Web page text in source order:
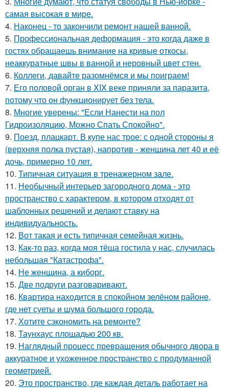
самая высокая в мире.
4. Наконец - то закончили ремонт нашей ванной.
5. Профессиональная деформация - это когда даже в
гостях обращаешь внимание на кривые откосы,
неаккуратные швы в ванной и неровный цвет стен.
6. Коллеги, давайте разомнёмся и мы поиграем!
7. Его половой орган в XIX веке приняли за паразита,
потому что он функционирует без тела.
8. Многие уверены: "Если Нанести на пол
Гидроизоляцию, Можно Спать Спокойно".
9. Поезд, плацкарт. В купе нас трое: с одной стороны я
(верхняя полка пустая), напротив - женщина лет 40 и её
дочь, примерно 10 лет.
10. Типичная ситуация в тренажерном зале.
11. Необычный интерьер загородного дома - это
пространство с характером, в котором отходят от
шаблонных решений и делают ставку на
индивидуальность.
12. Вот такая и есть типичная семейная жизнь.
13. Как-то раз, когда моя тёща гостила у нас, случилась
небольшая "Катастрофа".
14. Не женщина, а киборг.
15. Две подруги разговаривают.
16. Квартира находится в спокойном зелёном районе,
где нет суеты и шума большого города.
17. Хотите сэкономить на ремонте?
18. Таунхаус площадью 200 кв.
19. Наглядный процесс превращения обычного двора в
аккуратное и ухоженное пространство с продуманной
геометрией.
20. Это пространство, где каждая деталь работает на